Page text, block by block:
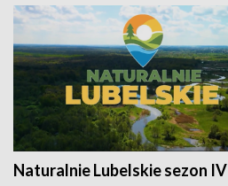
Naturalnie Lubelskie sezon IV